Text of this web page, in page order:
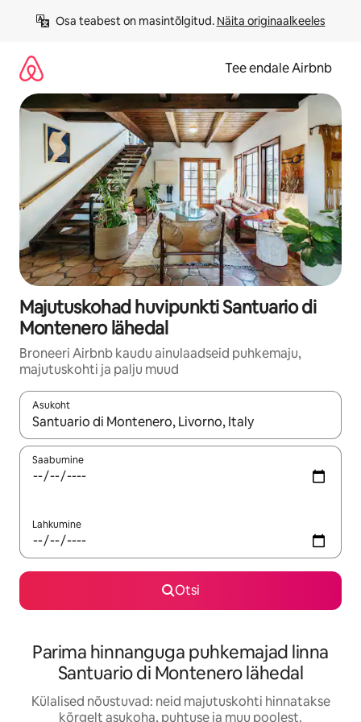
Osa teabest on masintõlgitud. Näita originaalkeeles
Tee endale Airbnb
Majutuskohad huvipunkti Santuario di
Montenero lähedal
Broneeri Airbnb kaudu ainulaadseid puhkemaju,
majutuskohti ja palju muud
Asukoht
Kui tulemused on kuvatud, liigu ekraanil nooleklahvidega või
Saabumine
Lahkumine
Otsi
Parima hinnanguga puhkemajad linna
Santuario di Montenero lähedal
Külalised nõustuvad: neid majutuskohti hinnatakse
kõrgelt asukoha, puhtuse ja muu poolest.